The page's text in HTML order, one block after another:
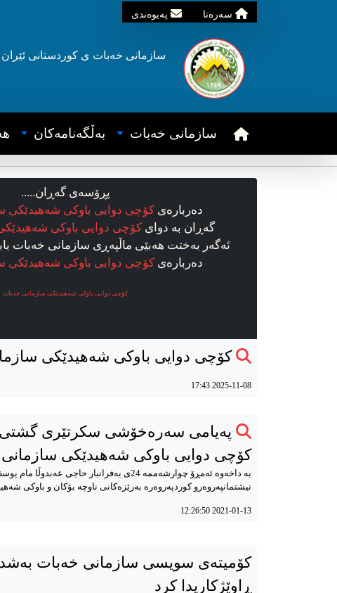
سه‌ره‌تا په‌یوه‌ندی
سازمانی خه‌بات ی کوردستانی ئێران
سازمانی خه‌بات به‌ڵگه‌نامه‌کان
پڕۆسه‌ی گه‌ڕان.....
ده‌رباره‌ی کۆچی دوایی باوکی شەهیدێکی
گه‌ڕان به دوای کۆچی دوایی باوکی
ئه‌گه‌ر به‌ختت هه‌بێی ماڵپه‌ڕی سازمانی خه‌بات
ده‌رباره‌ی کۆچی دوایی باوکی شەهیدێکی
کۆچی دوایی باوکی شەهیدێکی سازمانی خەبات
کۆچی دوایی باوکی شەهیدێکی
2025-11-08 17:43
پەیامی سەرەخۆشی سکرتێری گشتی
کۆچی دوایی باوکی شەهیدێکی
بە داخەوە ئەمڕۆ چوارشەممە 24ی بەفرانبار حاجی
نیشتمانپەروەرو کوردپەروەرە بەرێزەکانی ناوچە بۆکان و باوکی
2021-01-13 12:26:50
کۆمیتەی سویسی سازمانی خەبات
ڕاوێژکاریدا کرد